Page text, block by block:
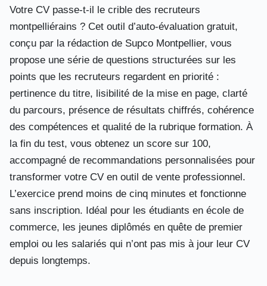
Votre CV passe-t-il le crible des recruteurs
montpelliérains ? Cet outil d’auto-évaluation gratuit,
conçu par la rédaction de Supco Montpellier, vous
propose une série de questions structurées sur les
points que les recruteurs regardent en priorité :
pertinence du titre, lisibilité de la mise en page, clarté
du parcours, présence de résultats chiffrés, cohérence
des compétences et qualité de la rubrique formation. À
la fin du test, vous obtenez un score sur 100,
accompagné de recommandations personnalisées pour
transformer votre CV en outil de vente professionnel.
L’exercice prend moins de cinq minutes et fonctionne
sans inscription. Idéal pour les étudiants en école de
commerce, les jeunes diplômés en quête de premier
emploi ou les salariés qui n’ont pas mis à jour leur CV
depuis longtemps.